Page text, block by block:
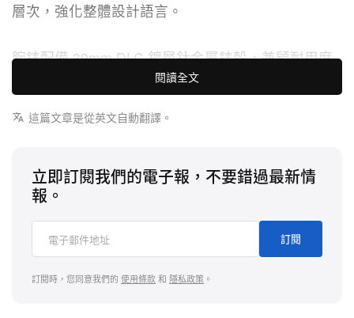
層次，強化整體設計語言。
腕錶配備 39mm DLC 鍍層鈦金屬錶殼，兼顧耐用度
與佩戴舒適度，呼應其高性能定位。外觀上精準捕捉
感與張力凝聚於腕間。鏤空錶盤由紫漸變至藍，向
計時指針不但提升讀時清晰度，亦為整體造型注入大
膽且電光感十足的視覺效果。
在低光環境下，腕錶尤顯迷人，透過三種不同夜色調
的 Super-LumiNova® 夜光元素綻放耀眼光芒。藍色
Super-LumiNova 強調計時功能與鮮亮青綠色計時指
閱讀全文
這篇文章是從英文自動翻譯。
立即訂閱我們的電子報，不要錯過最新情
報。
訂閱
訂閱時，您同意我們的 使用條款和 隱私政策 。